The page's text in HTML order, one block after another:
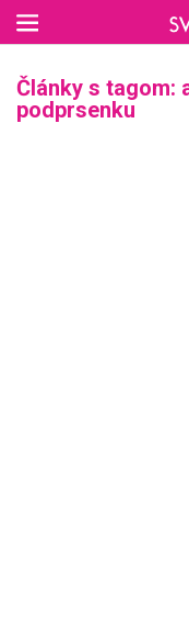
Články s tagom:
podprsenku